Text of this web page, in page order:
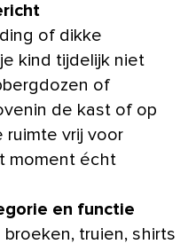
of dikke
kind tijdelijk niet
of
de kast of op
ruimte vrij voor
moment écht
en functie
truien, shirts